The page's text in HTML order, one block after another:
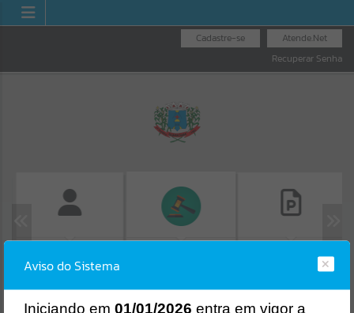
Atende.Net
Cadastre-se
Recuperar Senha
PAGAMENTO
Aviso do Sistema
Iniciando em 01/01/2026 entra em vigor a
Erro
Gerenciamento do Sistema